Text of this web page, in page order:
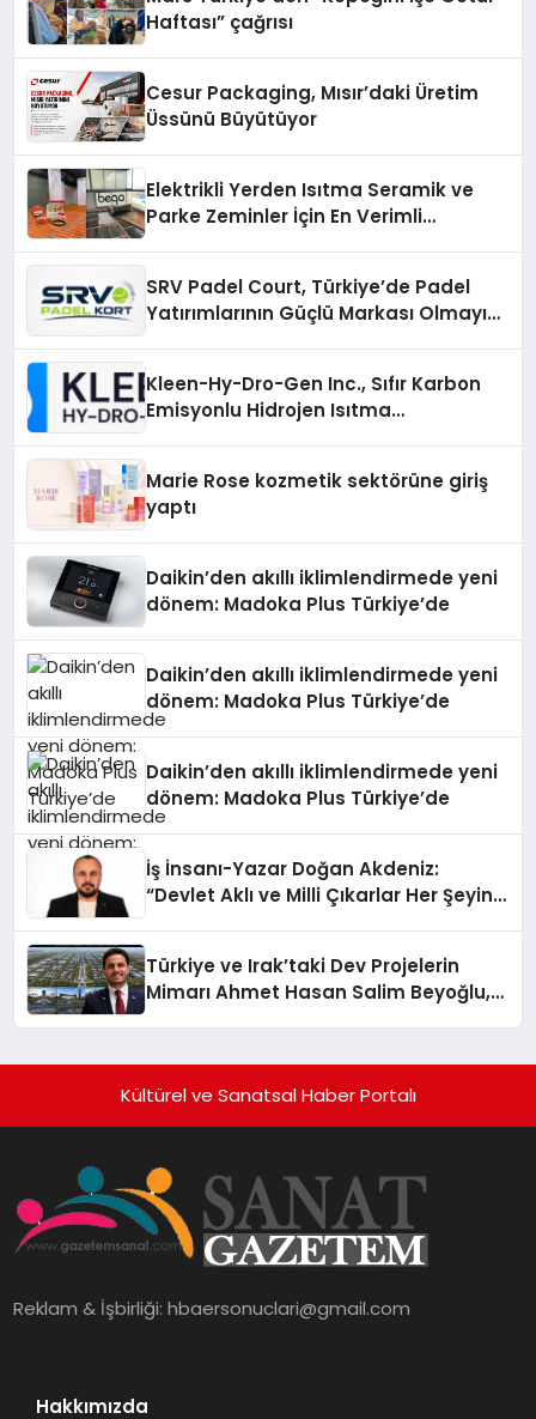
Haftası” çağrısı
Cesur Packaging, Mısır’daki Üretim
Üssünü Büyütüyor
Elektrikli Yerden Isıtma Seramik ve
Parke Zeminler İçin En Verimli
SRV Padel Court, Türkiye’de Padel
Yatırımlarının Güçlü Markası Olmayı
Kleen-Hy-Dro-Gen Inc., Sıfır Karbon
Emisyonlu Hidrojen Isıtma
Marie Rose kozmetik sektörüne giriş
yaptı
Daikin’den akıllı iklimlendirmede yeni
dönem: Madoka Plus Türkiye’de
Daikin’den akıllı iklimlendirmede yeni
dönem: Madoka Plus Türkiye’de
Daikin’den akıllı iklimlendirmede yeni
dönem: Madoka Plus Türkiye’de
İş İnsanı-Yazar Doğan Akdeniz:
“Devlet Aklı ve Milli Çıkarlar Her Şeyin
Türkiye ve Irak’taki Dev Projelerin
Mimarı Ahmet Hasan Salim Beyoğlu,
Hayata Geçirecek
Kültürel ve Sanatsal Haber Portalı
Reklam & İşbirliği:hbaersonuclari@gmail.com
Hakkımızda